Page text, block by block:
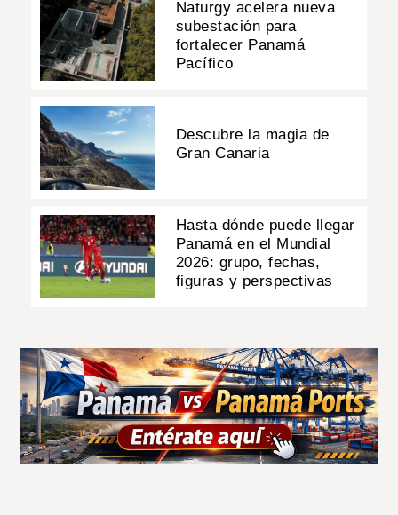
Naturgy acelera nueva
subestación para
fortalecer Panamá
Pacífico
Descubre la magia de
Gran Canaria
Hasta dónde puede llegar
Panamá en el Mundial
2026: grupo, fechas,
figuras y perspectivas